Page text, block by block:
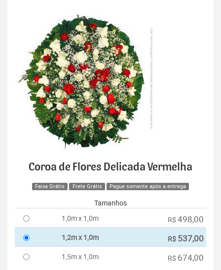
Coroa de Flores Delicada Vermelha
Faixa Grátis Frete Grátis Pague somente após a entrega
Tamanhos
1,0m x 1,0m
R$ 498,00
1,2m x 1,0m R$ 537,00
1,5m x 1,0m R$ 674,00